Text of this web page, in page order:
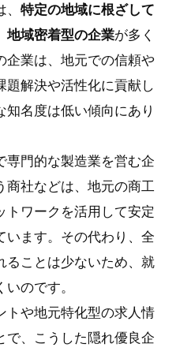
特定の地域に根ざして
地域密着型の企業が多く
企業は、地元での信頼や
題解決や活性化に貢献し
知名度は低い傾向にあり
専門的な製造業を営む企
商社などは、地元の商工
トワークを活用して安定
います。その代わり、全
ることは少ないため、就
のです。
トや地元特化型の求人情
で、こうした隠れ優良企